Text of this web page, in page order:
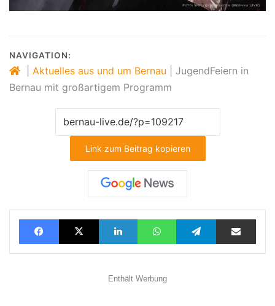
NAVIGATION:
Aktuelles aus und um Bernau
JugendFeiern in
Bernau mit großartigem Programm
Link zum Beitrag kopieren
FacebookX LinkedInWhatsAppTelegramTeilen via E-Mail
Enthält Werbung